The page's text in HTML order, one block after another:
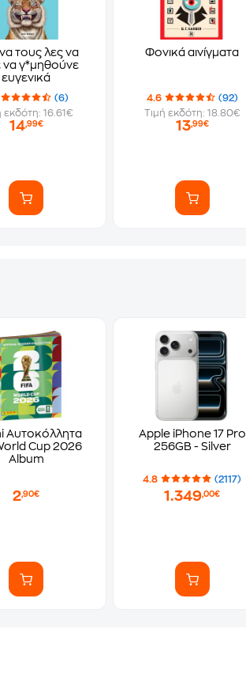
τους λες να
να γ*μηθούνε
ευγενικά
(6)
εκδότη: 16.61€
14,99€
Φονικά αινίγματα
4.6
(92)
Τιμή εκδότη: 18.80€
13,99€
Αυτοκόλλητα
Cup 2026
Album
2,90€
Apple iPhone 17 Pro
256GB - Silver
4.8 (2117)
1.349,00€